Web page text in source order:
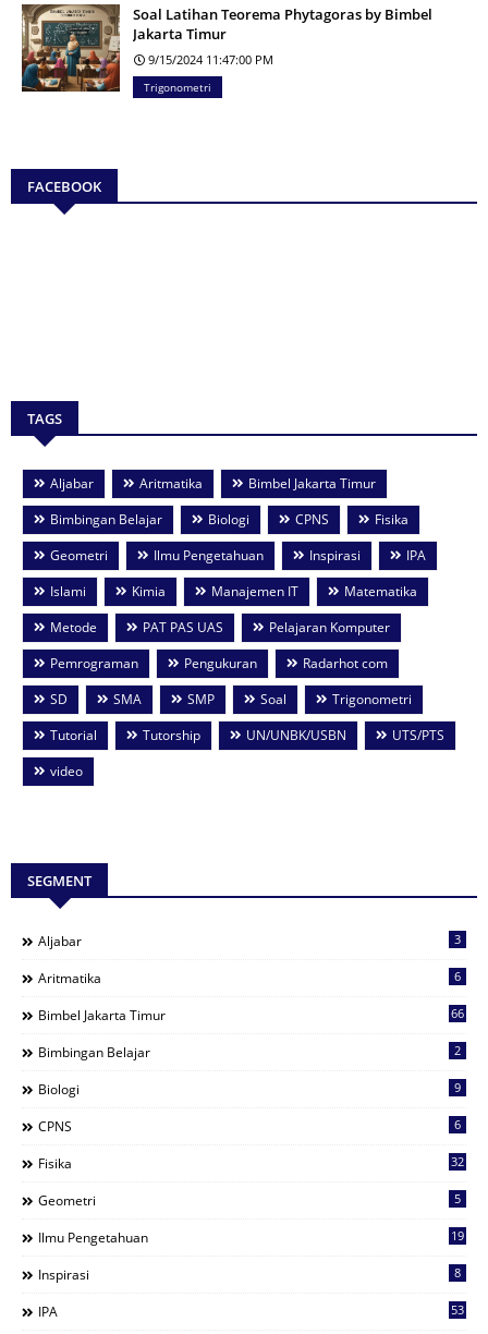
Soal Latihan Teorema Phytagoras by Bimbel
Jakarta Timur
9/15/2024 11:47:00 PM
Trigonometri
FACEBOOK
TAGS
Aljabar Aritmatika
Bimbel Jakarta Timur
Bimbingan Belajar
Biologi CPNS
Fisika
Geometri
Ilmu Pengetahuan Inspirasi
IPA
Islami
Kimia Manajemen IT
Matematika
Metode
PAT PAS UAS
Pelajaran Komputer
Pemrograman
Pengukuran
Radarhot com
SD
SMA SMP Soal
Trigonometri
Tutorial
Tutorship UN/UNBK/USBN
UTS/PTS
video
SEGMENT
Aljabar 3
Aritmatika 6
Bimbel Jakarta Timur 66
Bimbingan Belajar 2
Biologi 9
CPNS 6
Fisika 32
Geometri 5
Ilmu Pengetahuan 19
Inspirasi 8
IPA 53